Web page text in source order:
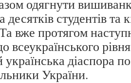
одягнути
десятків студентів та
вже протягом
всеукраїнського
діаспора
України.